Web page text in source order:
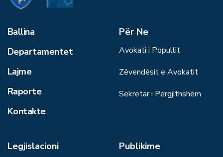
Ballina
Departamentet
Lajme
Raporte
Kontakte
Për Ne
Avokati i Popullit
Zëvendësit e Avokatit
Sekretar i Përgjithshëm
Legjislacioni Publikime